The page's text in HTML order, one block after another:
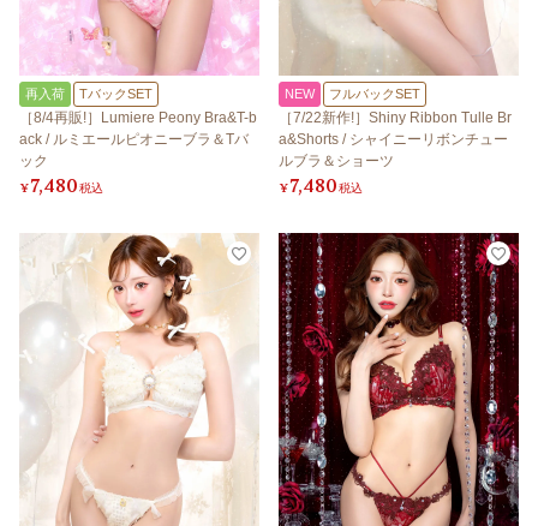
再入荷 TバックSET
［8/4再販!］Lumiere Peony Bra&T-b
ack / ルミエールピオニーブラ＆Tバ
ック
¥7,480税込
NEW フルバックSET
［7/22新作!］Shiny Ribbon Tulle Br
a&Shorts / シャイニーリボンチュー
ルブラ＆ショーツ
¥7,480税込